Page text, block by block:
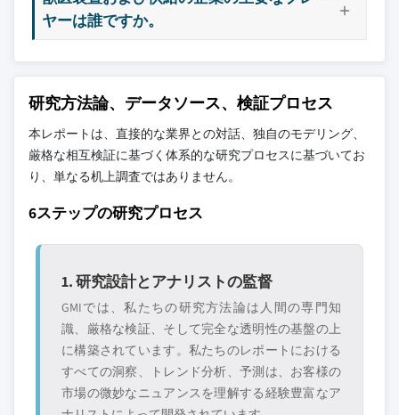
ヤーは誰ですか。
研究方法論、データソース、検証プロセス
本レポートは、直接的な業界との対話、独自のモデリング、
厳格な相互検証に基づく体系的な研究プロセスに基づいてお
り、単なる机上調査ではありません。
6ステップの研究プロセス
1. 研究設計とアナリストの監督
GMIでは、私たちの研究方法論は人間の専門知
識、厳格な検証、そして完全な透明性の基盤の上
に構築されています。私たちのレポートにおける
すべての洞察、トレンド分析、予測は、お客様の
市場の微妙なニュアンスを理解する経験豊富なア